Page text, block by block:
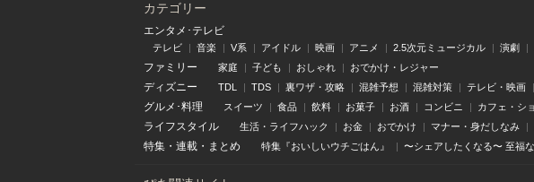
カテゴリー
エンタメ･テレビ
テレビ 音楽 V系 アイドル 映画 アニメ 2.5次元ミュージカル 演劇
ファミリー 家庭 子ども おしゃれ おでかけ・レジャー
ディズニー TDL TDS 裏ワザ・攻略 混雑予想 混雑対策 テレビ・映画
グルメ･料理 スイーツ 食品 飲料 お菓子 お酒 コンビニ カフェ・シ
ライフスタイル 生活・ライフハック お金 おでかけ マナー・身だしなみ
特集 ・ 連載 ・ まとめ 特集『おいしいウチごはん』 〜シェアしたくなる〜 至福